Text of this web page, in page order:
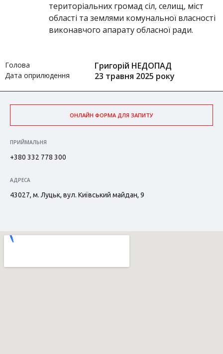
територіальних громад сіл, селищ, міст
області та землями комунальної власності
виконавчого апарату обласної ради.
Голова Григорій НЕДОПАД
Дата оприлюдення 23 травня 2025 року
ОНЛАЙН ФОРМА ДЛЯ ЗАПИТУ
ПРИЙМАЛЬНЯ
+380 332 778 300
АДРЕСА
43027, м. Луцьк, вул. Київський майдан, 9